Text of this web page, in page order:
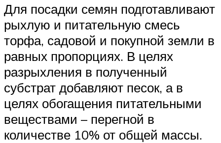
Для посадки семян подготавливают
рыхлую и питательную смесь
торфа, садовой и покупной земли в
равных пропорциях. В целях
разрыхления в полученный
субстрат добавляют песок, а в
целях обогащения питательными
веществами – перегной в
количестве 10% от общей массы.